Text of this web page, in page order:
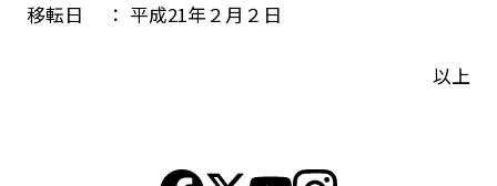
移転日 ： 平成21年２月２日
以上